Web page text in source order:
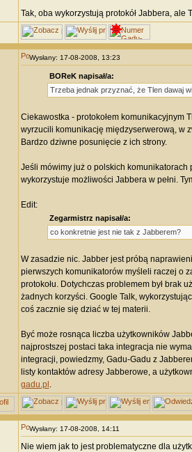
Tak, oba wykorzystują protokół Jabbera,
Wysłany: 17-08-2008, 13:23
BOReK napisał/a:
Trzeba jednak przyznać, że Tlen dawaj
Ciekawostka - protokołem komunikacyjnym
wyrzucili komunikację międzyserwerową, w
Bardzo dziwne posunięcie z ich strony.
Jeśli mówimy już o polskich
wykorzystuje możliwości Jabbera w pełni.
Edit:
Zegarmistrz napisał/a:
co konkretnie jest nie tak z Jabberem?
W zasadzie nic. Jabber jest próbą
pierwszych komunikatorów myśleli raczej o
protokołu. Dotychczas problemem był brak
żadnych korzyści. Google Talk,
coś zacznie się dziać w tej materii.
Być może rosnąca liczba użytkowników
najprostszej postaci taka integracja nie
integracji, powiedzmy, Gadu-Gadu z
listy kontaktów adresy Jabberowe, a
gadu.pl .
Wysłany: 17-08-2008, 14:11
Nie wiem jak to jest problematyczne dla